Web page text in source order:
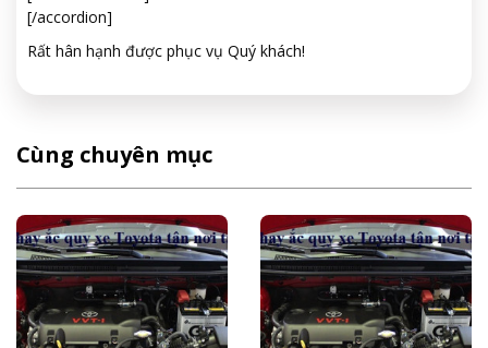
[/accordion]
Rất hân hạnh được phục vụ Quý khách!
Cùng chuyên mục